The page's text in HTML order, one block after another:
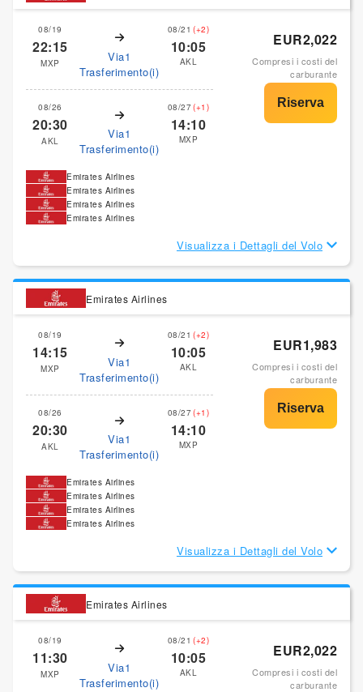
08/19
22:15
MXP
Via1
Trasferimento(i)
08/21 (+2)
10:05
AKL
08/26
20:30
AKL
Via1
Trasferimento(i)
08/27(+1)
14:10
MXP
EUR2,022
Compresi i costi del
carburante
Emirates Airlines
Emirates Airlines
Emirates Airlines
Emirates Airlines
Visualizza i Dettagli del Volo
Emirates Airlines
08/19
14:15
MXP
Via1
Trasferimento(i)
08/21 (+2)
10:05
AKL
08/26
20:30
AKL
Via1
Trasferimento(i)
08/27(+1)
14:10
MXP
EUR1,983
Compresi i costi del
carburante
Emirates Airlines
Emirates Airlines
Emirates Airlines
Emirates Airlines
Visualizza i Dettagli del Volo
Emirates Airlines
08/19
11:30
MXP
Via1
Trasferimento(i)
08/21 (+2)
10:05
AKL
EUR2,022
Compresi i costi del
carburante